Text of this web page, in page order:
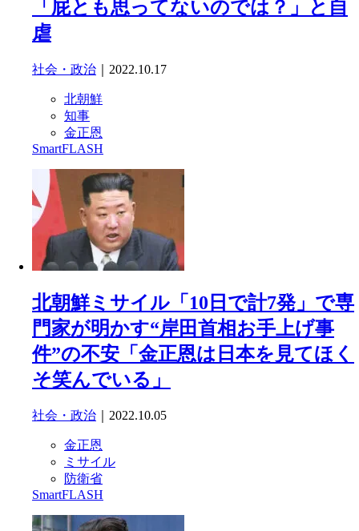
「屁とも思ってないのでは？」と自
虐
社会・政治 ｜2022.10.17
北朝鮮
知事
金正恩
SmartFLASH
北朝鮮ミサイル「10日で計7発」で専
門家が明かす“岸田首相お手上げ事
件”の不安「金正恩は日本を見てほく
そ笑んでいる」
社会・政治 ｜2022.10.05
金正恩
ミサイル
防衛省
SmartFLASH